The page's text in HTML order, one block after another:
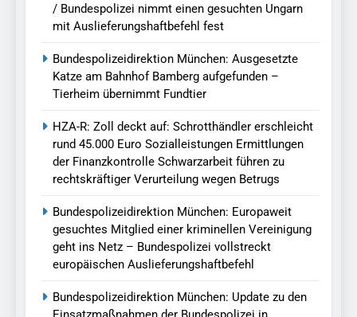
/ Bundespolizei nimmt einen gesuchten Ungarn
mit Auslieferungshaftbefehl fest
Bundespolizeidirektion München: Ausgesetzte
Katze am Bahnhof Bamberg aufgefunden –
Tierheim übernimmt Fundtier
HZA-R: Zoll deckt auf: Schrotthändler erschleicht
rund 45.000 Euro Sozialleistungen Ermittlungen
der Finanzkontrolle Schwarzarbeit führen zu
rechtskräftiger Verurteilung wegen Betrugs
Bundespolizeidirektion München: Europaweit
gesuchtes Mitglied einer kriminellen Vereinigung
geht ins Netz – Bundespolizei vollstreckt
europäischen Auslieferungshaftbefehl
Bundespolizeidirektion München: Update zu den